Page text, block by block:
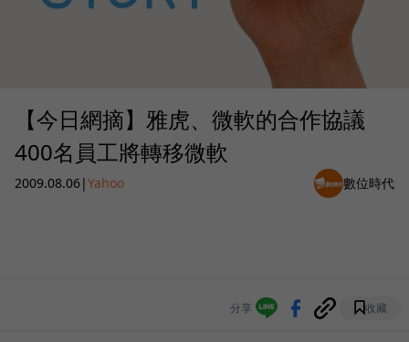
【今日網摘】雅虎、微軟的合作協議
400名員工將轉移微軟
2009.08.06|Yahoo 數位時代
分享 收藏